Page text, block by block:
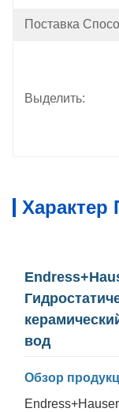
Поставка
Выделить:
Характер
вод
Обзор